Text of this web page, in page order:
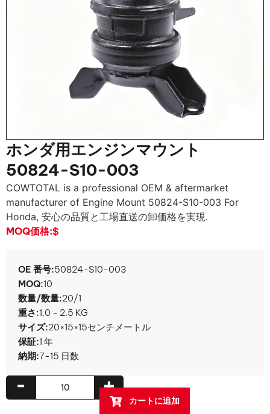
ホンダ用エンジンマウント
50824-S10-003
COWTOTAL is a professional OEM & aftermarket
manufacturer of Engine Mount 50824-S10-003 For
Honda, 安心の品質と工場直送の卸価格を実現.
MOQ価格:$
OE 番号:50824-S10-003
MOQ:10
数量/数量:20/1
重さ:1.0 - 2.5 KG
サイズ:20×15×15センチメートル
保証:1 年
納期:7-15 日数
+
-
カートに追加